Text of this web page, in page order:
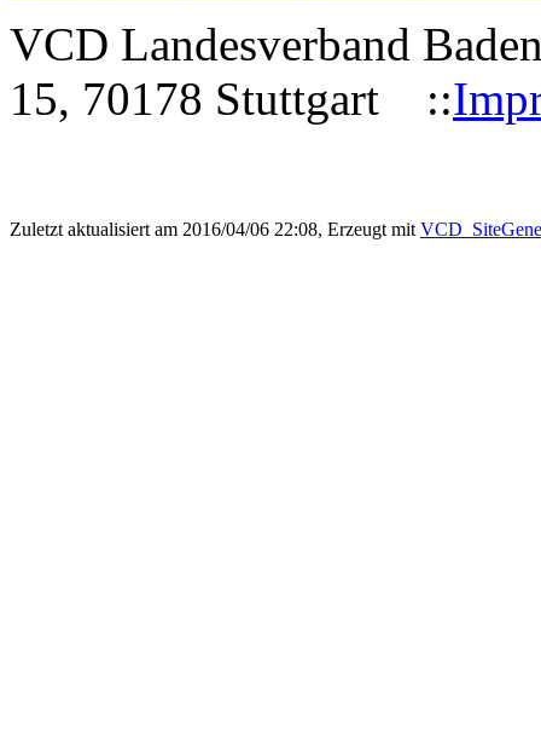
VCD Landesverband
15, 70178 Stuttgart ::
Zuletzt aktualisiert am 2016/04/06 22:08, Erzeugt mit